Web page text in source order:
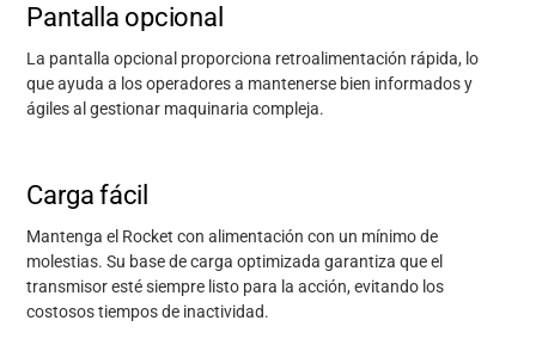
Pantalla opcional
La pantalla opcional proporciona retroalimentación rápida, lo
que ayuda a los operadores a mantenerse bien informados y
ágiles al gestionar maquinaria compleja.
Carga fácil
Mantenga el Rocket con alimentación con un mínimo de
molestias. Su base de carga optimizada garantiza que el
transmisor esté siempre listo para la acción, evitando los
costosos tiempos de inactividad.